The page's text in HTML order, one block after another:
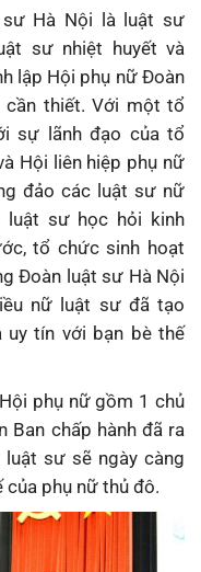
Hà Nội là luật sư
sư nhiệt huyết và
lập Hội phụ nữ Đoàn
cần thiết. Với một tổ
sự lãnh đạo của tổ
Hội liên hiệp phụ nữ
đảo các luật sư nữ
luật sư học hỏi kinh
tổ chức sinh hoạt
Đoàn luật sư Hà Nội
nữ luật sư đã tạo
tín với bạn bè thế
phụ nữ gồm 1 chủ
Ban chấp hành đã ra
sư sẽ ngày càng
phụ nữ thủ đô.